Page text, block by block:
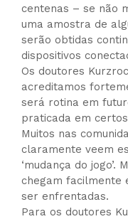
centenas – se não
uma amostra de
serão obtidas
dispositivos
Os doutores
acreditamos
será rotina em
praticada em
Muitos nas
claramente veem
‘mudança do jogo’.
chegam facilmente
ser enfrentadas.
Para os doutores